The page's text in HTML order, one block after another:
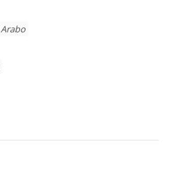
Arabo